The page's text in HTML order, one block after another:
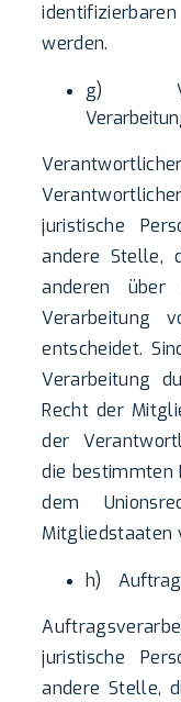
werden.
g)
juristische
andere Stelle,
anderen
Verarbeitung
entscheidet.
Verarbeitung
Recht der
der
die bestimmten
dem
Mitgliedstaaten
h)
juristische
andere Stelle,